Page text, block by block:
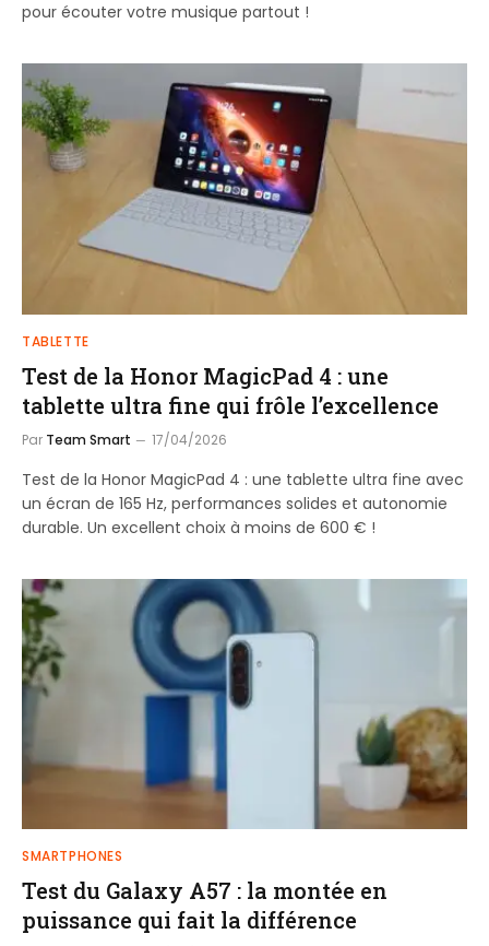
pour écouter votre musique partout !
TABLETTE
Test de la Honor MagicPad 4 : une
tablette ultra fine qui frôle l’excellence
Par Team Smart 17/04/2026
Test de la Honor MagicPad 4 : une tablette ultra fine avec
un écran de 165 Hz, performances solides et autonomie
durable. Un excellent choix à moins de 600 € !
SMARTPHONES
Test du Galaxy A57 : la montée en
puissance qui fait la différence